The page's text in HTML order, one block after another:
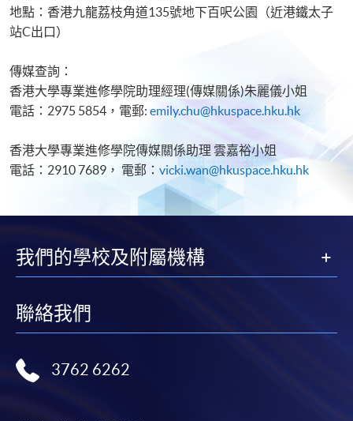
地點：香港九龍荔枝角道135號地下百呎公園（近港鐵太子
站C出口）
傳媒查詢：
香港大學專業進修學院助理經理(傳媒關係)朱麗儀小姐
電話：2975 5854，電郵: emily.chu@hkuspace.hku.hk
香港大學專業進修學院傳媒關係助理 雲嘉裕小姐
電話：2910 7689， 電郵： vicki.wan@hkuspace.hku.hk
我們的學校及附屬機構
聯絡我們
3762 6262